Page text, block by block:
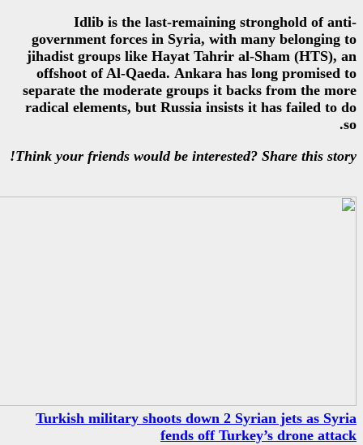
Idlib is the last-
government forces in Syria,
jihadist groups like Hayat
offshoot of Al-Qaeda.
separate the moderate groups
radical elements, but Russia
Think your friends would be
Turkish military shoots
fends off